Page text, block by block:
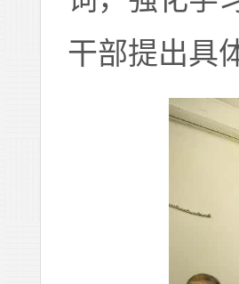
干部提出具